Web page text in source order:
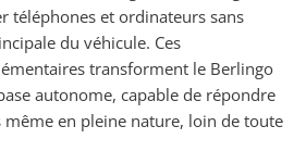
téléphones et ordinateurs sans
du véhicule. Ces
transforment le Berlingo
autonome, capable de répondre
même en pleine nature, loin de toute